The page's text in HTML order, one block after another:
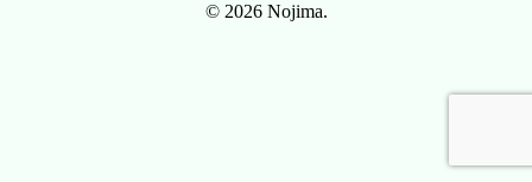
© 2026 Nojima.